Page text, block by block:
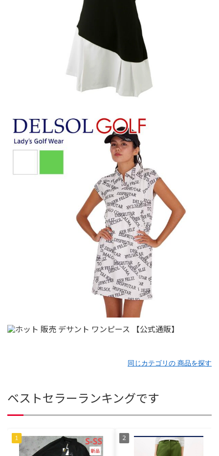
同じカテゴリの 商品を探す
ベストセラーランキングです